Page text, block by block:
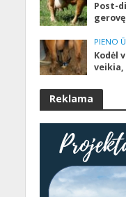
Post-
PIENO
Kodėl
veikia,
Reklama